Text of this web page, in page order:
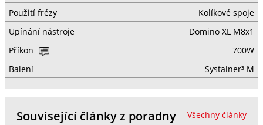
Použití frézy
Kolíkové spoje
Upínání nástroje
Domino XL M8x1
Příkon
700W
Balení
Systainer³ M
Všechny články
Související články z poradny